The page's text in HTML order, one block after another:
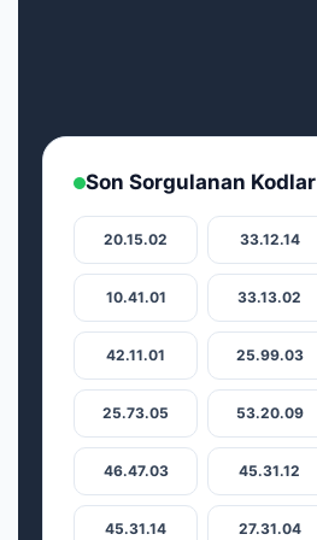
Son Sorgulanan Kodlar
20.15.02 33.12.14
10.41.01 33.13.02
42.11.01 25.99.03
25.73.05 53.20.09
46.47.03 45.31.12
45.31.14 27.31.04